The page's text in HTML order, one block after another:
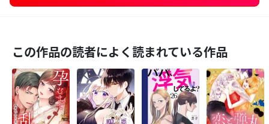
この作品の読者によく読まれている作品